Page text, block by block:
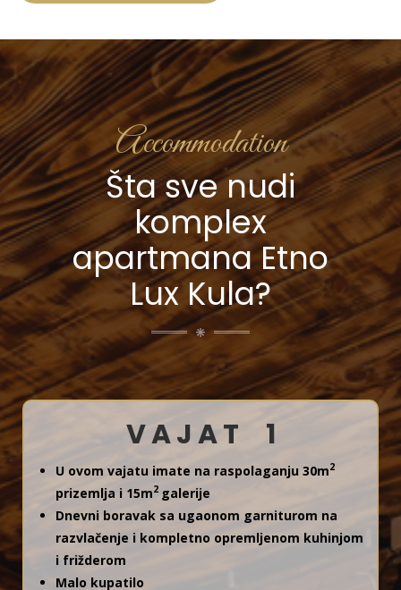
Accommodation
Šta sve nudi
komplex
apartmana Etno
Lux Kula?
V A J A T 1
U ovom vajatu imate na raspolaganju 30m2
prizemlja i 15m2 galerije
Dnevni boravak sa ugaonom garniturom na
razvlačenje i kompletno opremljenom kuhinjom
i frižderom
Malo kupatilo